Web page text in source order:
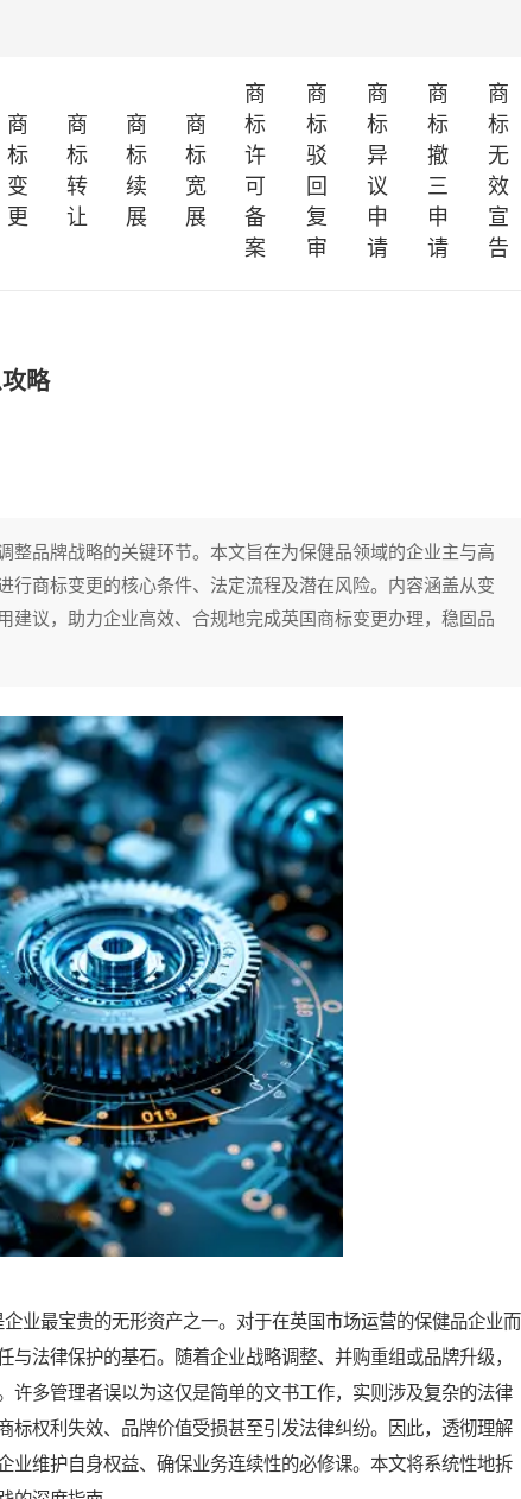
商
标
变
更
商
标
转
让
商
标
续
展
商
标
宽
展
商
标
许
可
备
案
商
标
驳
回
复
审
商
标
异
议
申
请
商
标
撤
三
申
请
商
标
无
效
宣
告
略
整品牌战略的关键环节。本文旨在为保健品领域的企业主与高
行商标变更的核心条件、法定流程及潜在风险。内容涵盖从变
建议，助力企业高效、合规地完成英国商标变更办理，稳固品
最宝贵的无形资产之一。对于在英国市场运营的保健品企业而
法律保护的基石。随着企业战略调整、并购重组或品牌升级，
许多管理者误以为这仅是简单的文书工作，实则涉及复杂的法律
标权利失效、品牌价值受损甚至引发法律纠纷。因此，透彻理解
业维护自身权益、确保业务连续性的必修课。本文将系统性地拆